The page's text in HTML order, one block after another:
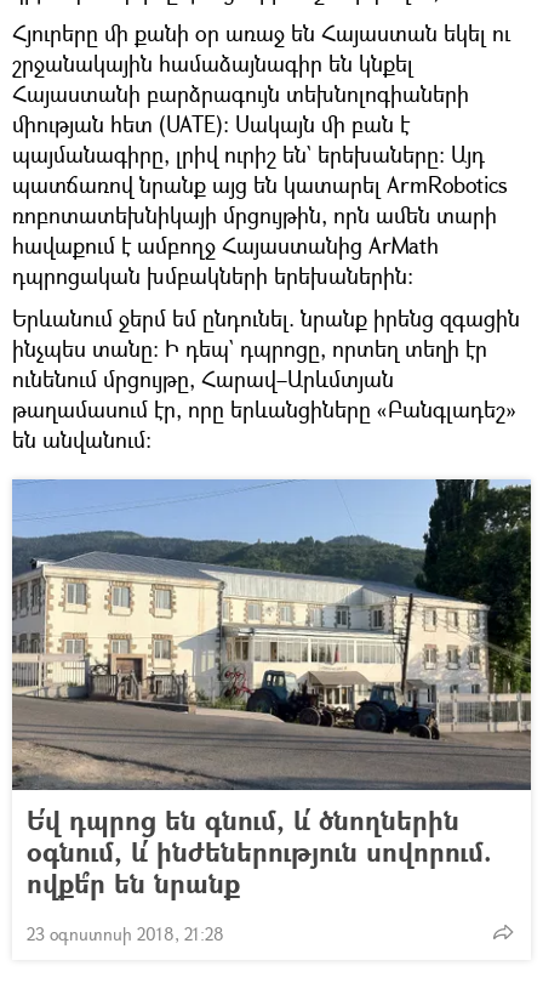
Հյուրերը մի քանի օր առաջ են Հայաստան եկել ու
շրջանակային համաձայնագիր են կնքել
Հայաստանի բարձրագույն տեխնոլոգիաների
միության հետ (UATE)։ Սակայն մի բան է
պայմանագիրը, լրիվ ուրիշ են` երեխաները։ Այդ
պատճառով նրանք այց են կատարել ArmRobotics
ռոբոտատեխնիկայի մրցույթին, որն ամեն տարի
հավաքում է ամբողջ Հայաստանից ArMath
դպրոցական խմբակների երեխաներին։
Երևանում ջերմ եմ ընդունել. նրանք իրենց զգացին
ինչպես տանը։ Ի դեպ` դպրոցը, որտեղ տեղի էր
ունենում մրցույթը, Հարավ–Արևմտյան
թաղամասում էր, որը երևանցիները «Բանգլադեշ»
են անվանում։
Ե՛վ դպրոց են գնում, և՛ ծնողներին
օգնում, և՛ ինժեներություն սովորում.
ովքե՞ր են նրանք
23 օգոստոսի 2018, 21:28